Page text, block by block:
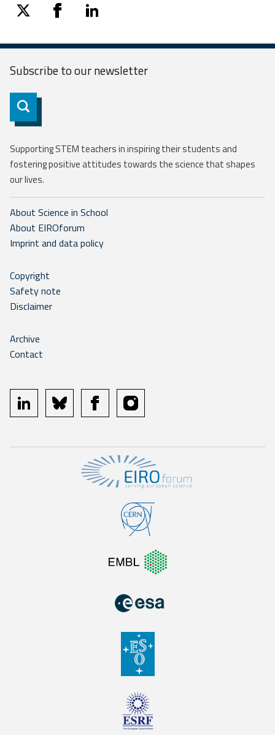
twitter facebooklinkedin
Subscribe to ournewsletter
Subscribe
Supporting STEM teachers in inspiring their students and
fostering positive attitudes towards the science that shapes
our lives.
About Science in School
About EIROforum
Imprint and data policy
Copyright
Safety note
Disclaimer
Archive
Contact
linkedin bluesky facebookinstagram